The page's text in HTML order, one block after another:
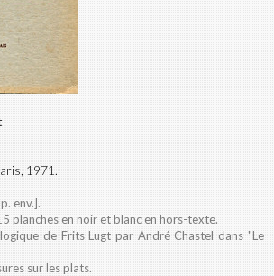
1971.
env.].
planches en noir et blanc en hors-texte.
de Frits Lugt par André Chastel dans "Le
sur les plats.